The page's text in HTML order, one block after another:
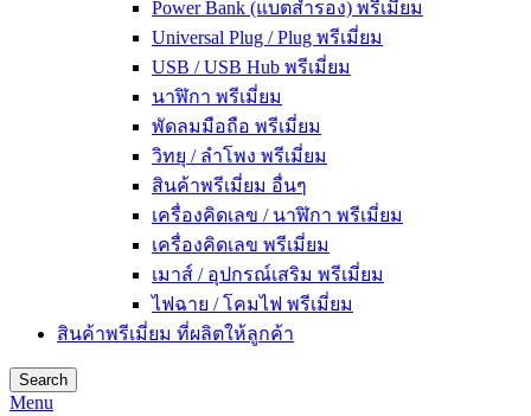
Power Bank (แบตสำรอง) พรีเมี่ยม
Universal Plug / Plug พรีเมี่ยม
USB / USB Hub พรีเมี่ยม
นาฬิกา พรีเมี่ยม
พัดลมมือถือ พรีเมี่ยม
วิทยุ / ลำโพง พรีเมี่ยม
สินค้าพรีเมี่ยม อื่นๆ
เครื่องคิดเลข / นาฬิกา พรีเมี่ยม
เครื่องคิดเลข พรีเมี่ยม
เมาส์ / อุปกรณ์เสริม พรีเมี่ยม
ไฟฉาย / โคมไฟ พรีเมี่ยม
สินค้าพรีเมี่ยม ที่ผลิตให้ลูกค้า
Search
Menu